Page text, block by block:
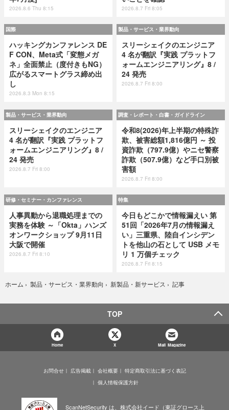
2026.8.6 Thu 8:15 2026.8.7 Fri 8:05
国際
ハッキングカンファレンス DE
F CON、Meta式「変態メガ
ネ」全面禁止（度付きもNG）
広がるスマートグラス締め出
し
2026.8.3 Mon 8:15
製品・サービス・業界動向
スリーシェイクのエンジニア
4 名が翻訳『実践 プラットフ
ォームエンジニアリング』8 /
24 発売
2026.8.7 Fri 8:00
製品・サービス・業界動向
スリーシェイクのエンジニア
4 名が翻訳『実践 プラットフ
ォームエンジニアリング』8 /
24 発売
2026.8.7 Fri 8:00
調査・レポート・白書・ガイドライン
令和8(2026)年上半期の特殊詐
欺、被害総額1,816億円 ～ 投
資詐欺（797.9億）やニセ警察
詐欺（507.9億）など手口別被
害額
2026.8.7 Fri 8:00
研修・セミナー・カンファレンス
人事異動から退職処理までの
実務を体験 ～「Okta」ハンズ
オンワークショップ 9月11日
大阪で開催
2026.8.7 Fri 8:10
特集
今日もどこかで情報漏えい 第
51回「2026年7月の情報漏え
い」三重県、陸自インシデン
トを他山の石として USB メモ
リ 1 万個チェック
2026.8.7 Fri 8:15
ホーム › 製品・サービス・業界動向 › 新製品・新サービス › 記事
TOP
Home X Mail Magazine
お問合せ 広告掲載 会社概要
特定商取引法に基づく表記
個人情報保護方針
ScanNetSecurity は、株式会社イード（東証グロース上